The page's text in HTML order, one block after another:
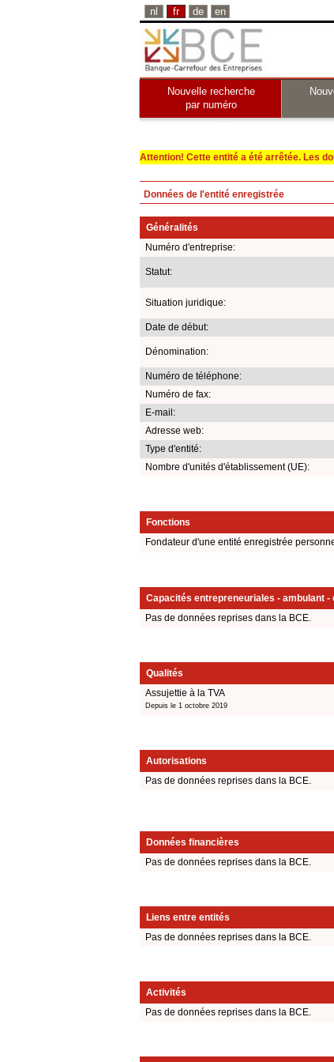
nl fr de en
Nouvelle recherche
par numéro
Attention! Cette entité a été arrêtée. Les
Données de l'entité enregistrée
Généralités
Numéro d'entreprise:
Statut:
Situation juridique:
Date de début:
Dénomination:
Numéro de téléphone:
Numéro de fax:
E-mail:
Adresse web:
Type d'entité:
Nombre d'unités d'établissement (UE):
Fonctions
Fondateur d'une entité enregistrée
Capacités entrepreneuriales - ambulant -
Pas de données reprises dans la BCE.
Qualités
Assujettie à la TVA
Depuis le 1 octobre 2019
Autorisations
Pas de données reprises dans la BCE.
Données financières
Pas de données reprises dans la BCE.
Liens entre entités
Pas de données reprises dans la BCE.
Activités
Pas de données reprises dans la BCE.